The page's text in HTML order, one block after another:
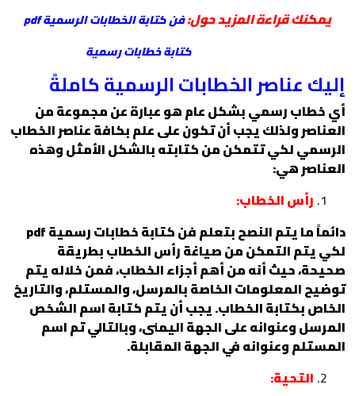
يمكنك قراءة المزيد حول:فن كتابة الخطابات الرسمية pdf
كتابة خطابات رسمية
إليك عناصر الخطابات الرسمية كاملةً
أي خطاب رسمي بشكل عام هو عبارة عن مجموعة من
العناصر ولذلك يجب أن تكون على علم بكافة عناصر الخطاب
الرسمي لكي تتمكن من كتابته بالشكل الأمثل وهذه
العناصر هي:
رأس الخطاب:
دائماً ما يتم النصح بتعلم فن كتابة خطابات رسمية pdf
لكي يتم التمكن من صياغة رأس الخطاب بطريقة
صحيحة، حيث أنه من أهم أجزاء الخطاب، فمن خلاله يتم
توضيح المعلومات الخاصة بالمرسل، والمستلم، والتاريخ
الخاص بكتابة الخطاب. يجب أن يتم كتابة اسم الشخص
المرسل وعنوانه على الجهة اليمنى، وبالتالي تم اسم
المستلم وعنوانه في الجهة المقابلة.
التحية: